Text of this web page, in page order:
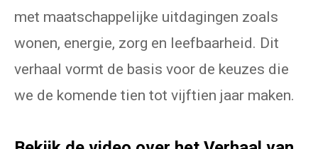
met maatschappelijke uitdagingen zoals
wonen, energie, zorg en leefbaarheid. Dit
verhaal vormt de basis voor de keuzes die
we de komende tien tot vijftien jaar maken.